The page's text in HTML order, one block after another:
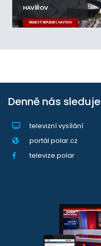
HAVÍŘOV
NÁMĚSTÍ REPUBLIKY, HAVÍŘOV
Denně nás sleduje
televizní vysílání
portál polar.cz
televize.polar